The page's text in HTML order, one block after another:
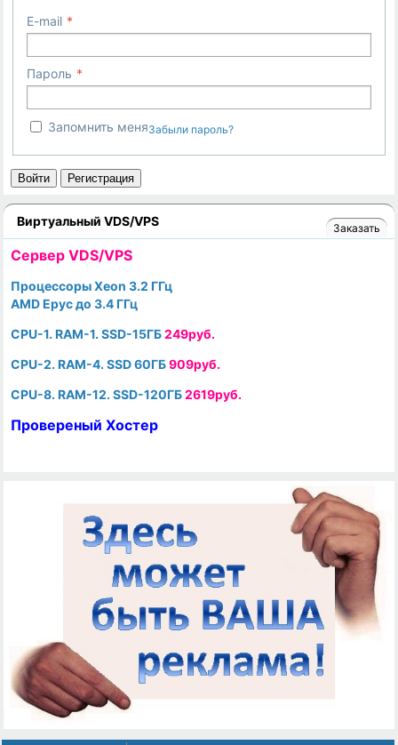
E-mail
Пароль
Запомнить меняЗабыли пароль?
Войти Регистрация
Виртуальный VDS/VPS Заказать
Cервер VDS/VPS
Процессоры Xeon 3.2 ГГц
AMD Epyc до 3.4 ГГц
CPU-1. RAM-1. SSD-15ГБ249руб.
CPU-2. RAM-4. SSD 60ГБ909руб.
CPU-8. RAM-12. SSD-120ГБ2619руб.
Провереный Хостер